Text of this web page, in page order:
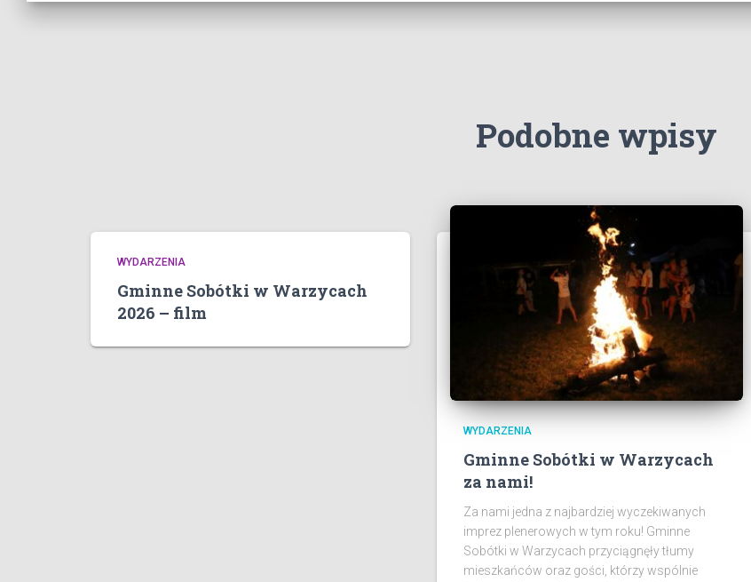
Podobne wpisy
WYDARZENIA
Gminne Sobótki w Warzycach
2026 – film
WYDARZENIA
Gminne Sobótki w Warzycach
za nami!
Za nami jedna z najbardziej wyczekiwanych
imprez plenerowych w tym roku! Gminne
Sobótki w Warzycach przyciągnęły tłumy
mieszkańców oraz gości, którzy wspólnie